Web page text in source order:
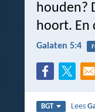
houden?
hoort. En
Galaten 5:4
BGT Lees